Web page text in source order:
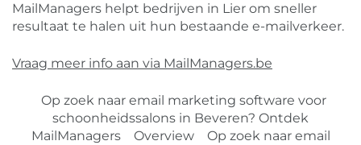
MailManagers helpt bedrijven in Lier om sneller
resultaat te halen uit hun bestaande e-mailverkeer.
Vraag meer info aan via MailManagers.be
Op zoek naar email marketing software voor
schoonheidssalons in Beveren? Ontdek
MailManagers
Overview
Op zoek naar email